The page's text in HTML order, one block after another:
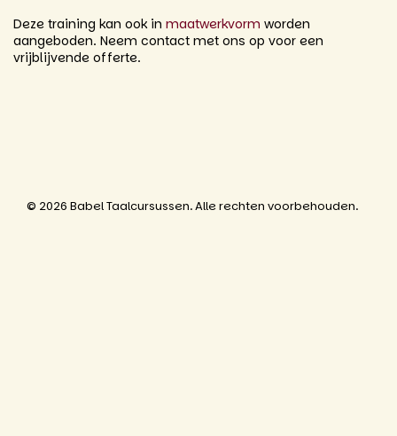
Deze training kan ook in maatwerkvorm worden
aangeboden. Neem contact met ons op voor een
vrijblijvende offerte.
© 2026 Babel Taalcursussen. Alle rechten voorbehouden.